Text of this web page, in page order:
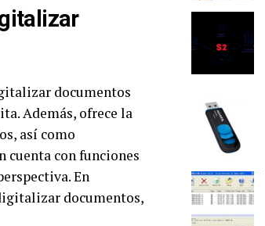
documentos
Además, ofrece la
así como
cuenta con funciones
En
documentos,